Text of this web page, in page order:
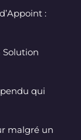
:
Solution
qui
malgré un